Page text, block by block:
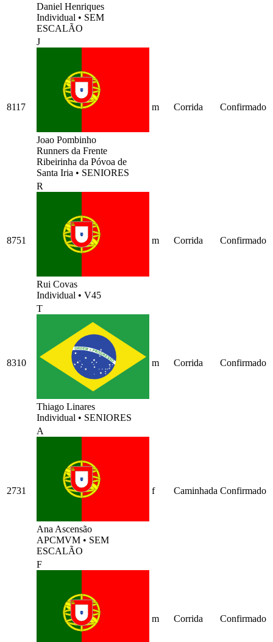
Daniel Henriques
Individual • SEM
ESCALÃO
8117
J
Joao Pombinho
Runners da Frente
Ribeirinha da Póvoa de
Santa Iria • SENIORES
m Corrida Confirmado
8751
R
Rui Covas
Individual • V45
m Corrida Confirmado
8310
T
Thiago Linares
Individual • SENIORES
m Corrida Confirmado
2731
A
Ana Ascensão
APCMVM • SEM
ESCALÃO
f Caminhada Confirmado
F
m Corrida Confirmado